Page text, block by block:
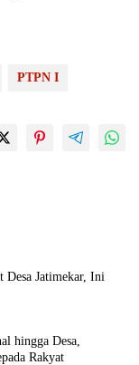
PTPN I
Desa Jatimekar, Ini
hingga Desa,
Rakyat